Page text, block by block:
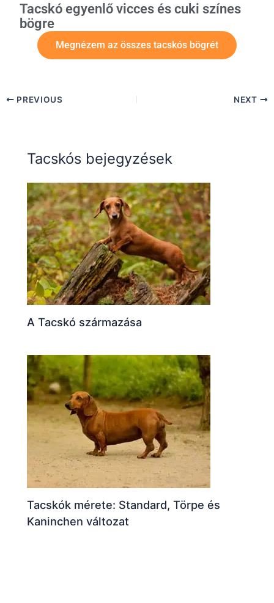
Tacskó egyenlő vicces és cuki színes
bögre
Megnézem az összes tacskós bögrét
PREVIOUS NEXT
Tacskós bejegyzések
A Tacskó származása
Tacskók mérete: Standard, Törpe és
Kaninchen változat